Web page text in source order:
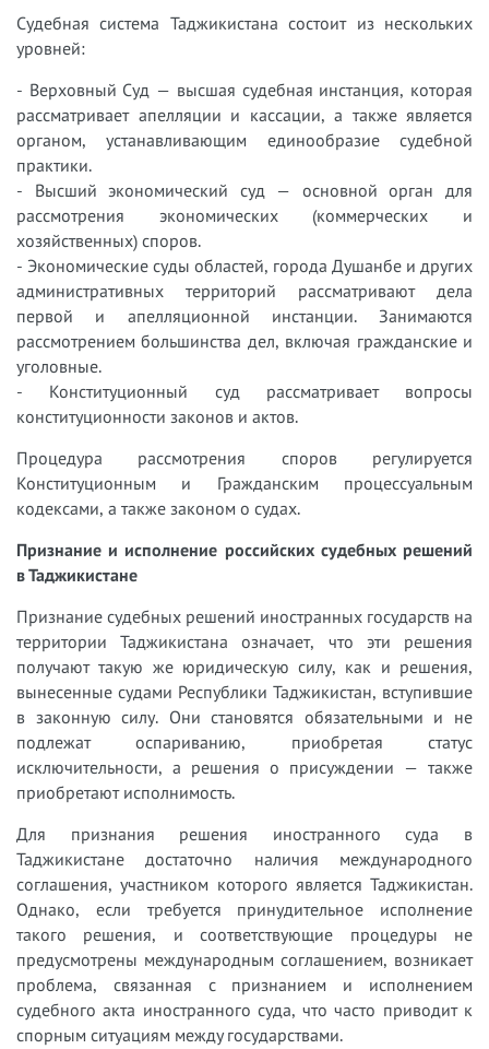
Судебная система Таджикистана состоит из нескольких
уровней:
- Верховный Суд — высшая судебная инстанция, которая
рассматривает апелляции и кассации, а также является
органом, устанавливающим единообразие судебной
практики.
- Высший экономический суд — основной орган для
рассмотрения экономических (коммерческих и
хозяйственных) споров.
- Экономические суды областей, города Душанбе и других
административных территорий рассматривают дела
первой и апелляционной инстанции. Занимаются
рассмотрением большинства дел, включая гражданские и
уголовные.
- Конституционный суд рассматривает вопросы
конституционности законов и актов.
Процедура рассмотрения споров регулируется
Конституционным и Гражданским процессуальным
кодексами, а также законом о судах.
Признание и исполнение российских судебных решений
в Таджикистане
Признание судебных решений иностранных государств на
территории Таджикистана означает, что эти решения
получают такую же юридическую силу, как и решения,
вынесенные судами Республики Таджикистан, вступившие
в законную силу. Они становятся обязательными и не
подлежат оспариванию, приобретая статус
исключительности, а решения о присуждении — также
приобретают исполнимость.
Для признания решения иностранного суда в
Таджикистане достаточно наличия международного
соглашения, участником которого является Таджикистан.
Однако, если требуется принудительное исполнение
такого решения, и соответствующие процедуры не
предусмотрены международным соглашением, возникает
проблема, связанная с признанием и исполнением
судебного акта иностранного суда, что часто приводит к
спорным ситуациям между государствами.